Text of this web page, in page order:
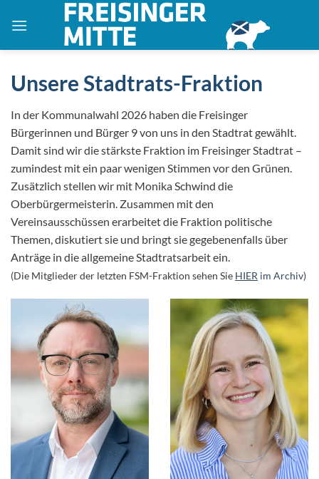
Inhalt
Unsere Stadtrats-Fraktion
In der Kommunalwahl 2026 haben die Freisinger
Bürgerinnen und Bürger 9 von uns in den Stadtrat gewählt.
Damit sind wir die stärkste Fraktion im Freisinger Stadtrat –
zumindest mit ein paar wenigen Stimmen vor den Grünen.
Zusätzlich stellen wir mit Monika Schwind die
Oberbürgermeisterin. Zusammen mit den
Vereinsausschüssen erarbeitet die Fraktion politische
Themen, diskutiert sie und bringt sie gegebenenfalls über
Anträge in die allgemeine Stadtratsarbeit ein.
(Die Mitglieder der letzten FSM-Fraktion sehen Sie HIER im Archiv)